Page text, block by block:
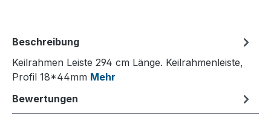
Beschreibung
Keilrahmen Leiste 294 cm Länge. Keilrahmenleiste,
Profil 18*44mm Mehr
Bewertungen